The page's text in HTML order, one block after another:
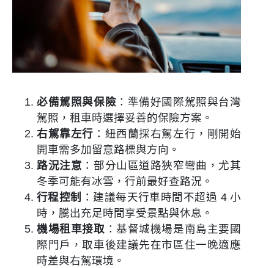
必備駕照與保險 ：準備好國際駕照與台灣
駕照，租車時選擇妥善的保險方案。
右駕靠左行 ：紐西蘭採右駕左行，剛開始
開車需多加留意路標與方向。
路況注意 ：部分山區道路狹窄彎曲，尤其
冬季可能有冰雪，行前最好查路況。
行程控制 ：建議每天行車時間不超過 4 小
時，騰出充足時間享受景點與休息。
機場租車接取 ：基督城機場是南島主要國
際門戶，取車後建議先在市區住一晚適應
時差與右駕環境。